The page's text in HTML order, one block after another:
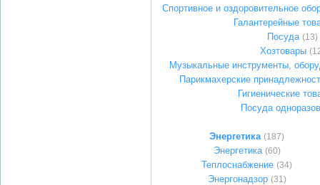
Спортивное и оздоровительное
Галантерейные
Посуда (13)
Хозтовары
Музыкальные инструменты,
Парикмахерские
Гигиенические
Посуда
Энергетика (187)
Энергетика (60)
Теплоснабжение (34)
Энергонадзор (31)